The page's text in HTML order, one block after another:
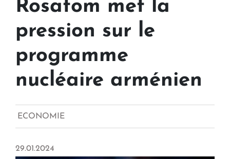
Rosatom met la
pression sur le
programme
nucléaire arménien
ECONOMIE
29.01.2024